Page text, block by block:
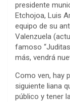
presidente
Etchojoa, Luis
equipo de su
Valenzuela
famoso
más, vendrá
Como ven, hay
siguiente liana
público y tener